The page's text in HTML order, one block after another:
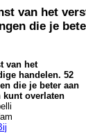
van het
die je
van het
handelen. 52
die je beter aan
kunt overlaten